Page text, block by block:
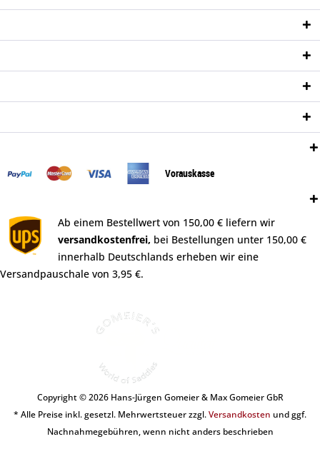
Vorauskasse
Ab einem Bestellwert von 150,00 € liefern wir
versandkostenfrei, bei Bestellungen unter 150,00 €
innerhalb Deutschlands erheben wir eine
Versandpauschale von 3,95 €.
Copyright © 2026 Hans-Jürgen Gomeier & Max Gomeier GbR
* Alle Preise inkl. gesetzl. Mehrwertsteuer zzgl.Versandkosten und ggf.
Nachnahmegebühren, wenn nicht anders beschrieben